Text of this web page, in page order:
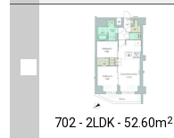
702 - 2LDK - 52.60m2